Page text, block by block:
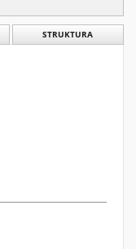
STRUKTURA